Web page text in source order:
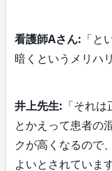
看護師Aさん: 「
暗くというメリハ
井上先生: 「それ
とかえって患者の
クが高くなるので
よいとされています